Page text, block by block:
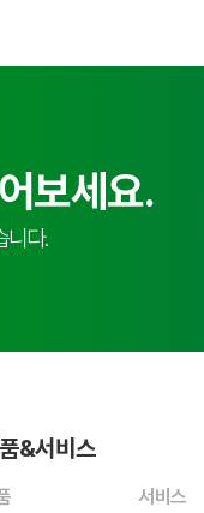
보세요.
니다.
&서비스
서비스